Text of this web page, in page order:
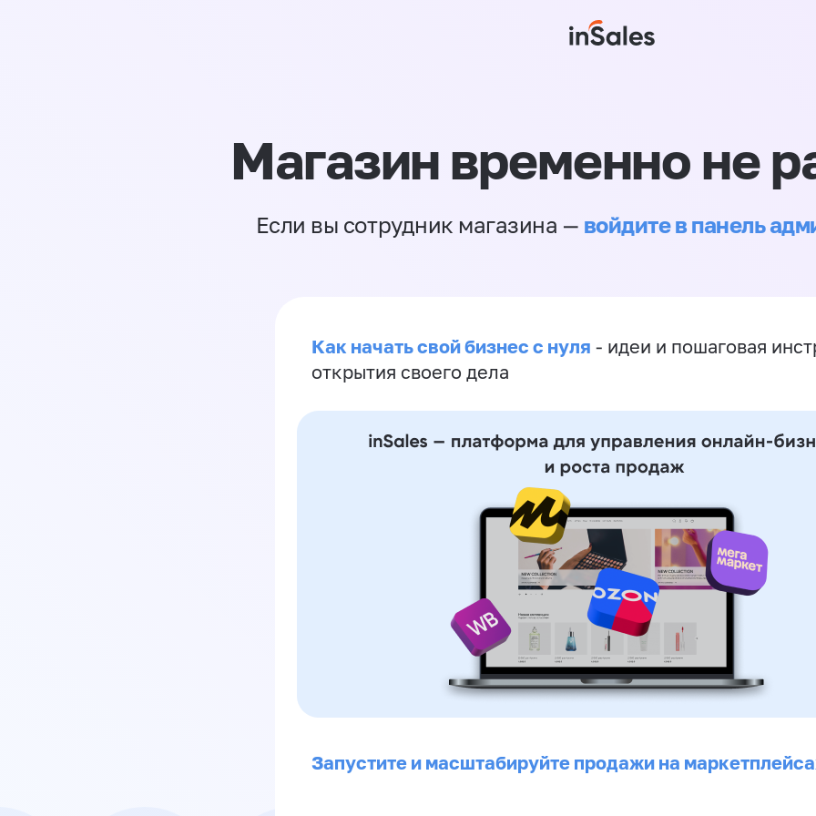
Магазин временно не
Если вы сотрудник магазина — войдите в панель
Как начать свой бизнес с нуля - идеи и пошаговая
открытия своего дела
Запустите и масштабируйте продажи на